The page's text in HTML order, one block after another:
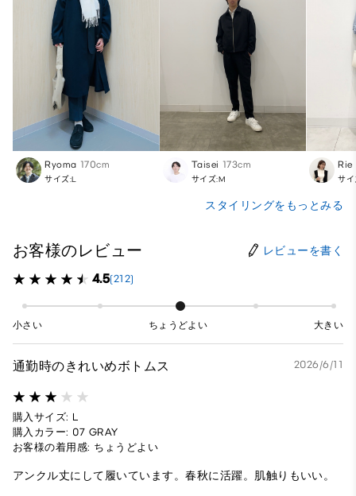
Ryoma 170cm
サイズ:L
Taisei 173cm
サイズ:M
Rie
サイ
スタイリングをもっとみる
お客様のレビュー レビューを書く
4.5(212)
小さい ちょうどよい 大きい
通勤時のきれいめボトムス 2026/6/11
購入サイズ: L
購入カラー: 07 GRAY
お客様の着用感: ちょうどよい
アンクル丈にして履いています。春秋に活躍。肌触りもいい。